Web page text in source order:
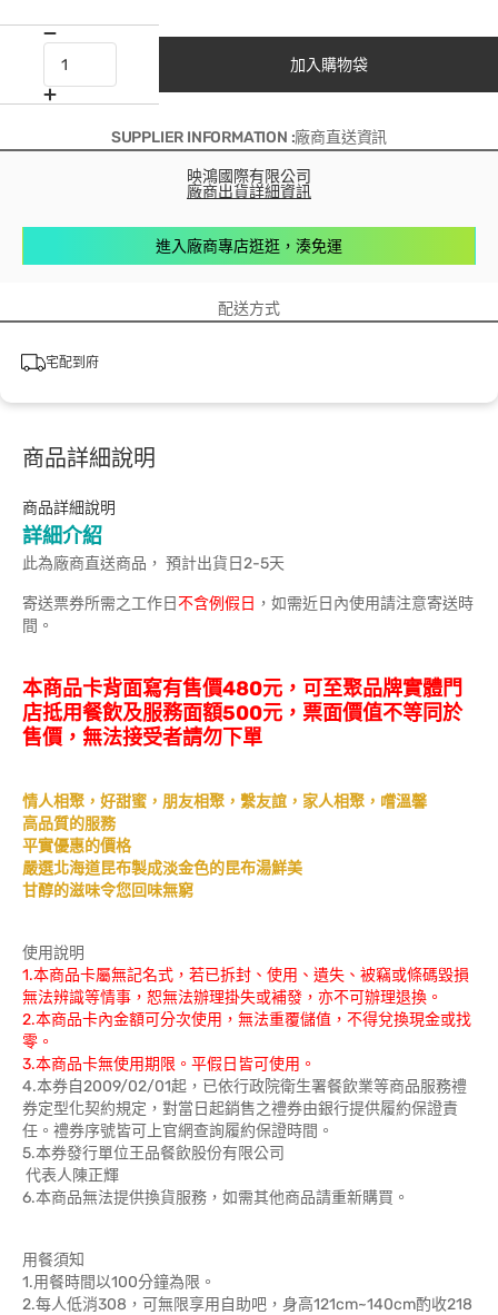
加入購物袋
SUPPLIER INFORMATION :廠商直送資訊
映鴻國際有限公司
廠商出貨詳細資訊
進入廠商專店逛逛，湊免運
配送方式
宅配到府
商品詳細說明
商品詳細說明
詳細介紹
此為廠商直送商品， 預計出貨日2-5天
寄送票券所需之工作日不含例假日 ，如需近日內使用請注意寄送時
間。
本商品卡背面寫有售價480元，可至聚品牌實體門
店抵用餐飲及服務面額500元，票面價值不等同於
售價，無法接受者請勿下單
情人相聚，好甜蜜，朋友相聚，繫友誼，家人相聚，嚐溫馨
高品質的服務
平實優惠的價格
嚴選北海道昆布製成淡金色的昆布湯鮮美
甘醇的滋味令您回味無窮
使用說明
1.本商品卡屬無記名式，若已拆封、使用、遺失、被竊或條碼毀損
無法辨識等情事，恕無法辦理掛失或補發，亦不可辦理退換。
2.本商品卡內金額可分次使用，無法重覆儲值，不得兌換現金或找
零。
3.本商品卡無使用期限。平假日皆可使用。
4.本券自2009/02/01起，已依行政院衛生署餐飲業等商品服務禮
券定型化契約規定，對當日起銷售之禮券由銀行提供履約保證責
任。禮券序號皆可上官網查詢履約保證時間。
5.本券發行單位王品餐飲股份有限公司
代表人陳正輝
6.本商品無法提供換貨服務，如需其他商品請重新購買。
用餐須知
1.用餐時間以100分鐘為限。
2.每人低消308，可無限享用自助吧，身高121cm~140cm酌收218